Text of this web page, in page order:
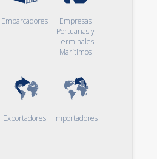
Embarcadores
Empresas
Portuarias y
Terminales
Marítimos
Exportadores Importadores